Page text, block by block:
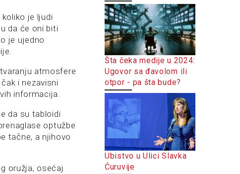
koliko je ljudi
da će oni biti
je ujedno
atmosfere
i nezavisni
informacija.
da su tabloidi
optužbe
tačne, a njihovo
oružja, osećaj
Šta čeka medije u 2024:
Ugovor sa đavolom ili
otpor - pa šta bude?
Ubistvo u Ulici Slavka
Ćuruvije